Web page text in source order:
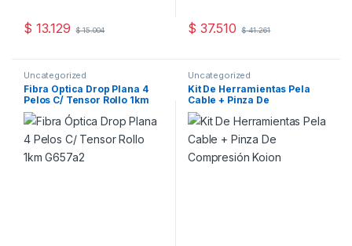
$ 13.129 $15.004 $ 37.510 $41.261
Uncategorized
Fibra Óptica Drop Plana 4
Pelos C/ Tensor Rollo 1km
G657a2
Uncategorized
Kit De Herramientas Pela
Cable + Pinza De
Compresión Koion